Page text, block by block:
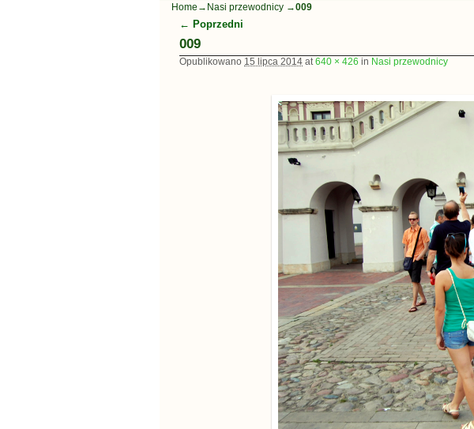
Home → Nasi przewodnicy →009
Nawigacja
← Poprzedni
009
Opublikowano 15 lipca 2014 at 640 × 426 in Nasi przewodnicy